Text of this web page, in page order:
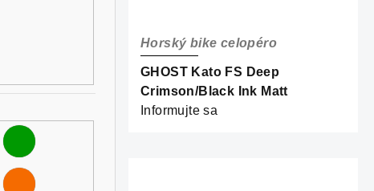
GHOST Kato FS Deep
Crimson/Black Ink Matt
Horský bike celopéro
Informujte sa